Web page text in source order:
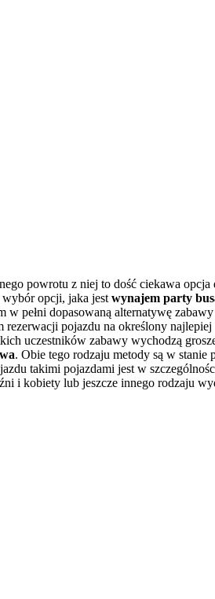
powrotu z niej to dość ciekawa
opcji, jaka jest wynajem party
pełni dopasowaną alternatywę
pojazdu na określony
uczestników zabawy wychodzą
. Obie tego rodzaju metody są w stanie
takimi pojazdami jest w
i kobiety lub jeszcze innego rodzaju